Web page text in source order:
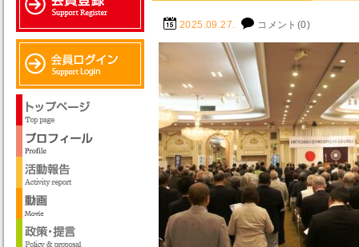
2025.09.27. コメント(0)